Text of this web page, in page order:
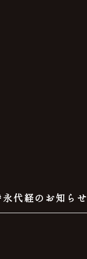
代経のお知らせ